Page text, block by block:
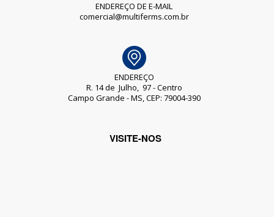
ENDEREÇO DE E-MAIL
comercial@multiferms.com.br
ENDEREÇO
R. 14 de Julho, 97 - Centro
Campo Grande - MS, CEP: 79004-390
VISITE-NOS